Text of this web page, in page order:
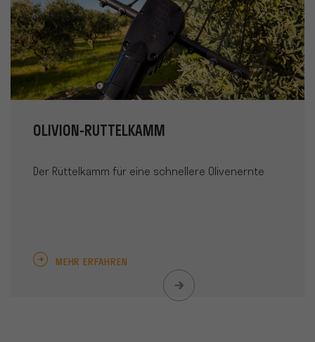
OLIVION-RÜTTELKAMM
Der Rüttelkamm für eine schnellere Olivenernte
MEHR ERFAHREN